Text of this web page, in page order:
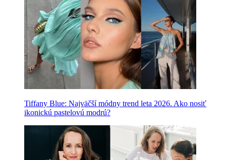
Tiffany Blue: Najväčší módny trend leta 2026. Ako nosiť
ikonickú pastelovú modrú?